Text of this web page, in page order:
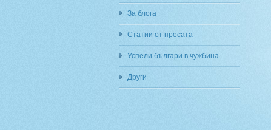
За блога
Статии от пресата
Успели българи в чужбина
Други